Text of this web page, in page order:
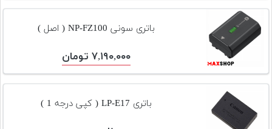
قیمت
دوربین
باتری سونی NP-FZ100 ( اصل )
۷,۱۹۰,۰۰۰ تومان
باتری LP-E17 ( کپی درجه 1 )